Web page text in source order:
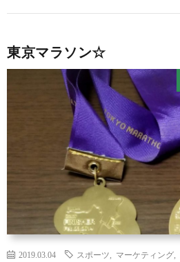
東京マラソン☆
2019.03.04 スポーツ マーケティング